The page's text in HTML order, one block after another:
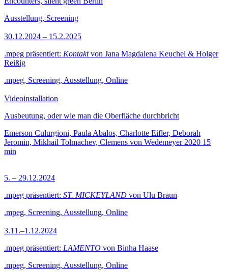
Ausstellung, Screening
30.12.2024 – 15.2.2025
.mpeg präsentiert: Kontaktvon Jana Magdalena Keuchel & Holger
Reißig
.mpeg, Screening, Ausstellung, Online
Videoinstallation
Ausbeutung, oder wie man die Oberfläche durchbricht
Emerson Culurgioni, Paula Abalos, Charlotte Eifler, Deborah
Jeromin, Mikhail Tolmachev, Clemens von Wedemeyer 2020 15
min
5. – 29.12.2024
.mpeg präsentiert: ST. MICKEYLAND von Ulu Braun
.mpeg, Screening, Ausstellung, Online
3.11.–1.12.2024
.mpeg präsentiert: LAMENTO von Binha Haase
.mpeg, Screening, Ausstellung, Online